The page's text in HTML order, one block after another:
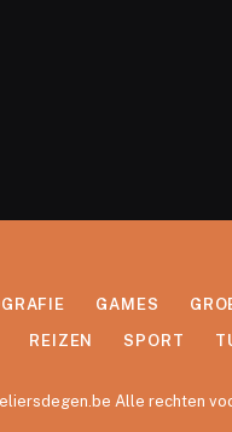
GAMES
REIZEN SPORT
Alle rechten